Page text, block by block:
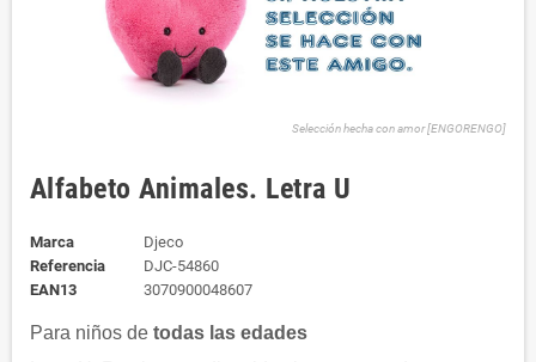
Selección hecha con amor [ENGORENGO]
Alfabeto Animales. Letra U
Marca
Djeco
Referencia
DJC-54860
EAN13
3070900048607
Para niños de todas las edades